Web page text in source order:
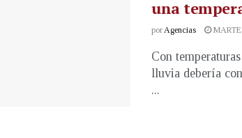
una
porAgencias
Con
lluvia debería
...